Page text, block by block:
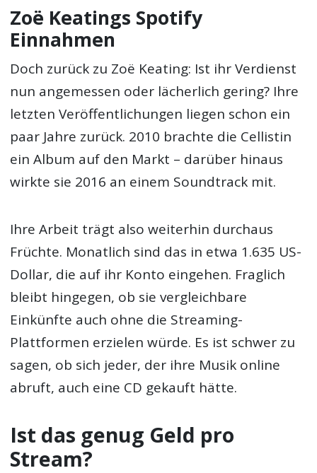
Zoë Keatings Spotify
Einnahmen
Doch zurück zu Zoë Keating: Ist ihr Verdienst
nun angemessen oder lächerlich gering? Ihre
letzten Veröffentlichungen liegen schon ein
paar Jahre zurück. 2010 brachte die Cellistin
ein Album auf den Markt – darüber hinaus
wirkte sie 2016 an einem Soundtrack mit.
Ihre Arbeit trägt also weiterhin durchaus
Früchte. Monatlich sind das in etwa 1.635 US-
Dollar, die auf ihr Konto eingehen. Fraglich
bleibt hingegen, ob sie vergleichbare
Einkünfte auch ohne die Streaming-
Plattformen erzielen würde. Es ist schwer zu
sagen, ob sich jeder, der ihre Musik online
abruft, auch eine CD gekauft hätte.
Ist das genug Geld pro
Stream?